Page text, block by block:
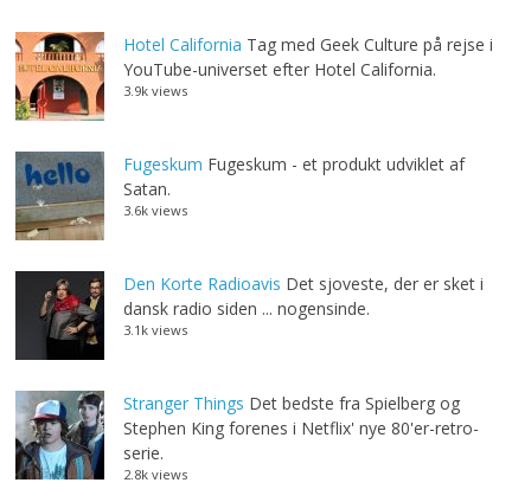
Hotel California Tag med Geek Culture på rejse i
YouTube-universet efter Hotel California.
3.9k views
Fugeskum Fugeskum - et produkt udviklet af
Satan.
3.6k views
Den Korte Radioavis Det sjoveste, der er sket i
dansk radio siden ... nogensinde.
3.1k views
Stranger Things Det bedste fra Spielberg og
Stephen King forenes i Netflix' nye 80'er-retro-
serie.
2.8k views